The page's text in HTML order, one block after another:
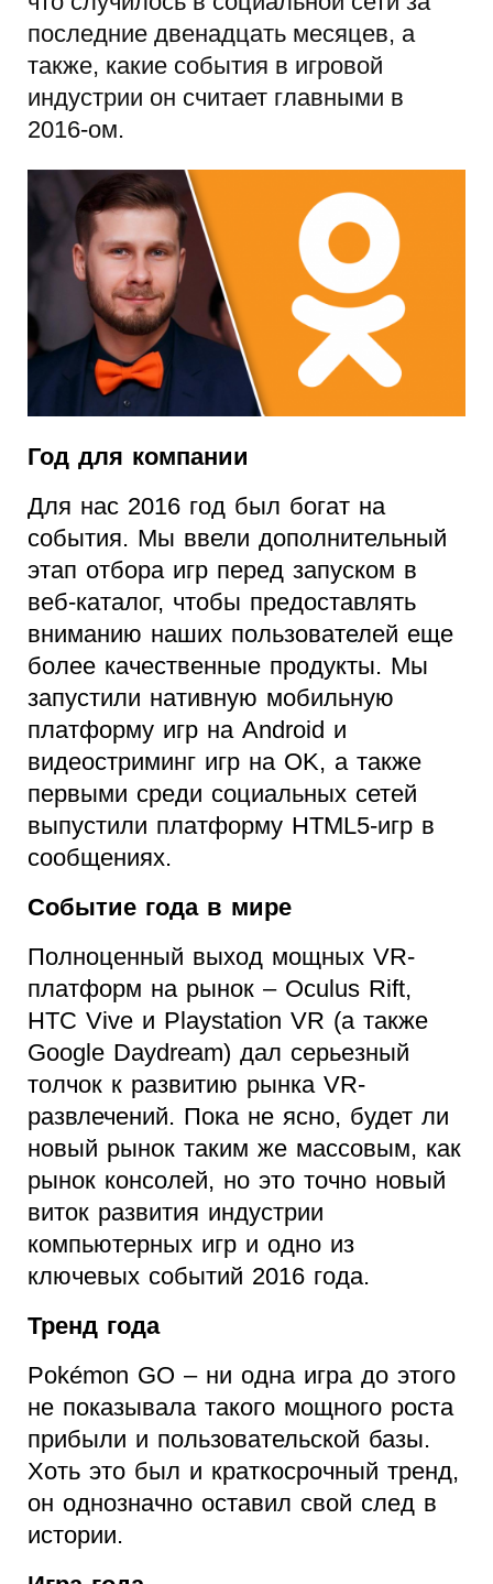
последние двенадцать месяцев, а
также, какие события в игровой
индустрии он считает главными в
2016-ом.
Год для компании
Для нас 2016 год был богат на
события. Мы ввели дополнительный
этап отбора игр перед запуском в
веб-каталог, чтобы предоставлять
вниманию наших пользователей еще
более качественные продукты. Мы
запустили нативную мобильную
платформу игр на Android и
видеостриминг игр на OK, а также
первыми среди социальных сетей
выпустили платформу HTML5-игр в
сообщениях.
Событие года в мире
Полноценный выход мощных VR-
платформ на рынок – Oculus Rift,
HTC Vive и Playstation VR (а также
Google Daydream) дал серьезный
толчок к развитию рынка VR-
развлечений. Пока не ясно, будет ли
новый рынок таким же массовым, как
рынок консолей, но это точно новый
виток развития индустрии
компьютерных игр и одно из
ключевых событий 2016 года.
Тренд года
Pokémon GO – ни одна игра до этого
не показывала такого мощного роста
прибыли и пользовательской базы.
Хоть это был и краткосрочный тренд,
он однозначно оставил свой след в
истории.